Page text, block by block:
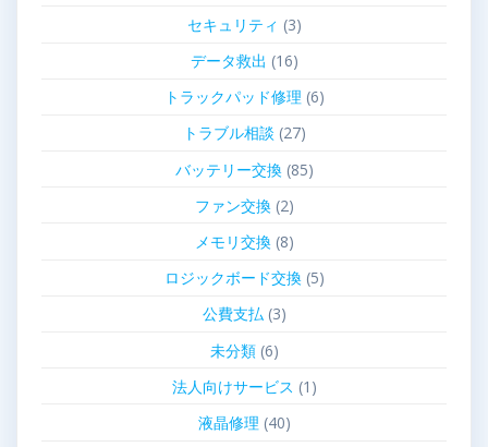
セキュリティ (3)
データ救出 (16)
トラックパッド修理 (6)
トラブル相談 (27)
バッテリー交換(85)
ファン交換(2)
メモリ交換(8)
ロジックボード交換(5)
公費支払(3)
未分類(6)
法人向けサービス (1)
液晶修理 (40)